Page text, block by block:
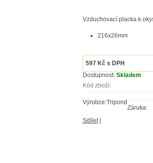
Vzduchovací placka k
216x26mm
597 Kč s DPH
Dostupnost: Skladem
Kód zboží:
Výrobce:Tripond
Záruka:
Sdílet